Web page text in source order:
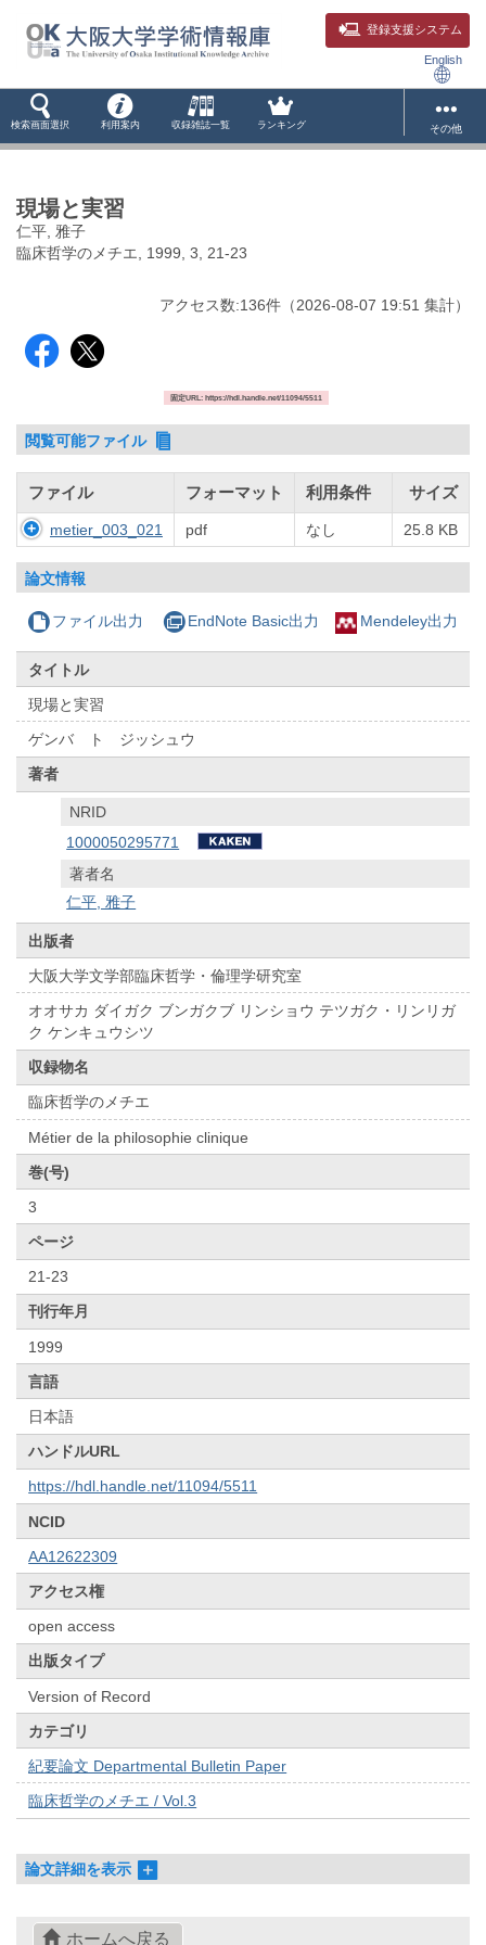
登録支援システム
English
検索画面選択 利用案内 収録雑誌一覧 ランキング その他
現場と実習
仁平, 雅子
臨床哲学のメチエ, 1999, 3, 21-23
アクセス数:136件 （2026-08-07 19:51 集計）
固定URL: https://hdl.handle.net/11094/5511
閲覧可能ファイル
ファイル フォーマット 利用条件 サイズ
metier_003_021 pdf なし 25.8 KB
論文情報
ファイル出力 EndNote Basic出力 Mendeley出力
タイトル
現場と実習
ゲンバ ト ジッシュウ
著者
NRID
1000050295771
著者名
仁平, 雅子
出版者
大阪大学文学部臨床哲学・倫理学研究室
オオサカ ダイガク ブンガクブ リンショウ テツガク・リンリガ
ク ケンキュウシツ
収録物名
臨床哲学のメチエ
Métier de la philosophie clinique
巻(号)
3
ページ
21-23
刊行年月
1999
言語
日本語
ハンドルURL
https://hdl.handle.net/11094/5511
NCID
AA12622309
アクセス権
open access
出版タイプ
Version of Record
カテゴリ
紀要論文 Departmental Bulletin Paper
臨床哲学のメチエ / Vol.3
論文詳細を表示
ホームへ戻る